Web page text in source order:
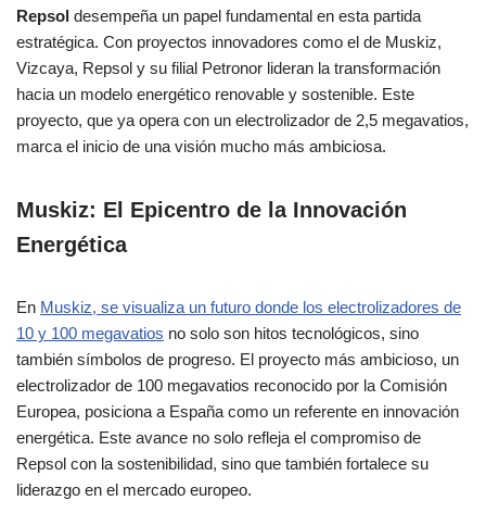
Repsol desempeña un papel fundamental en esta partida
estratégica. Con proyectos innovadores como el de Muskiz,
Vizcaya, Repsol y su filial Petronor lideran la transformación
hacia un modelo energético renovable y sostenible. Este
proyecto, que ya opera con un electrolizador de 2,5 megavatios,
marca el inicio de una visión mucho más ambiciosa.
Muskiz: El Epicentro de la Innovación
Energética
En Muskiz, se visualiza un futuro donde los electrolizadores de
10 y 100 megavatios no solo son hitos tecnológicos, sino
también símbolos de progreso. El proyecto más ambicioso, un
electrolizador de 100 megavatios reconocido por la Comisión
Europea, posiciona a España como un referente en innovación
energética. Este avance no solo refleja el compromiso de
Repsol con la sostenibilidad, sino que también fortalece su
liderazgo en el mercado europeo.